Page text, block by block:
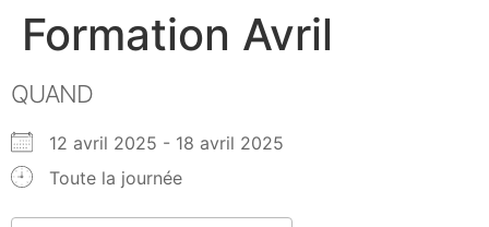
Formation Avril
QUAND
12 avril 2025 - 18 avril 2025
Toute la journée